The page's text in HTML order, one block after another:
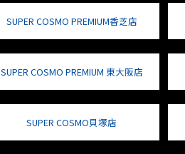
SUPER COSMO PREMIUM香芝店
SUPER COSMO PREMIUM 東大阪店
SUPER COSMO貝塚店